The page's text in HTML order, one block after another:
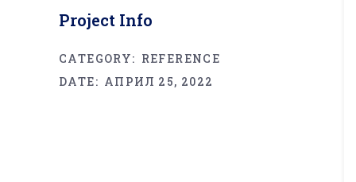
Project Info
CATEGORY: REFERENCE
DATE: АПРИЛ 25, 2022